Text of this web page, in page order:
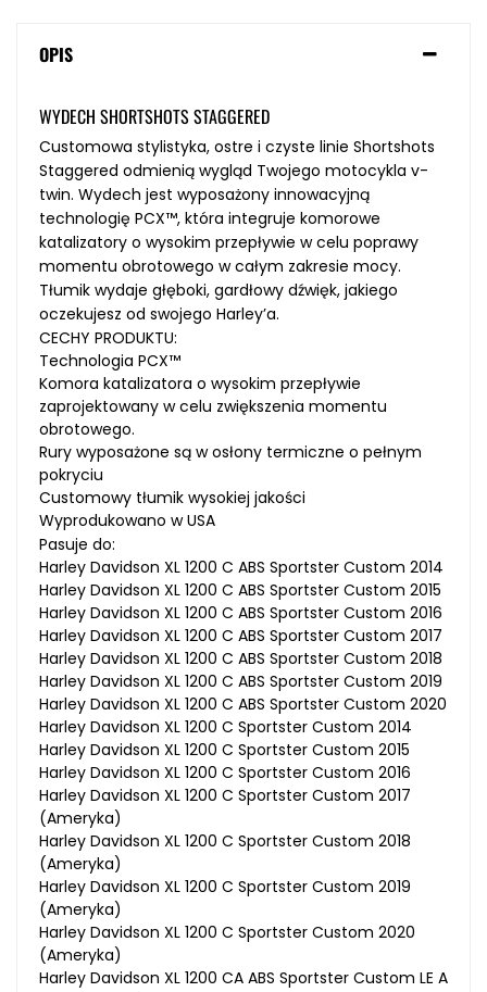
OPIS
WYDECH SHORTSHOTS STAGGERED
Customowa stylistyka, ostre i czyste linie Shortshots
Staggered odmienią wygląd Twojego motocykla v-
twin. Wydech jest wyposażony innowacyjną
technologię PCX™, która integruje komorowe
katalizatory o wysokim przepływie w celu poprawy
momentu obrotowego w całym zakresie mocy.
Tłumik wydaje głęboki, gardłowy dźwięk, jakiego
oczekujesz od swojego Harley’a.
CECHY PRODUKTU:
Technologia PCX™
Komora katalizatora o wysokim przepływie
zaprojektowany w celu zwiększenia momentu
obrotowego.
Rury wyposażone są w osłony termiczne o pełnym
pokryciu
Customowy tłumik wysokiej jakości
Wyprodukowano w USA
Pasuje do:
Harley Davidson XL 1200 C ABS Sportster Custom 2014
Harley Davidson XL 1200 C ABS Sportster Custom 2015
Harley Davidson XL 1200 C ABS Sportster Custom 2016
Harley Davidson XL 1200 C ABS Sportster Custom 2017
Harley Davidson XL 1200 C ABS Sportster Custom 2018
Harley Davidson XL 1200 C ABS Sportster Custom 2019
Harley Davidson XL 1200 C ABS Sportster Custom 2020
Harley Davidson XL 1200 C Sportster Custom 2014
Harley Davidson XL 1200 C Sportster Custom 2015
Harley Davidson XL 1200 C Sportster Custom 2016
Harley Davidson XL 1200 C Sportster Custom 2017
(Ameryka)
Harley Davidson XL 1200 C Sportster Custom 2018
(Ameryka)
Harley Davidson XL 1200 C Sportster Custom 2019
(Ameryka)
Harley Davidson XL 1200 C Sportster Custom 2020
(Ameryka)
Harley Davidson XL 1200 CA ABS Sportster Custom LE A